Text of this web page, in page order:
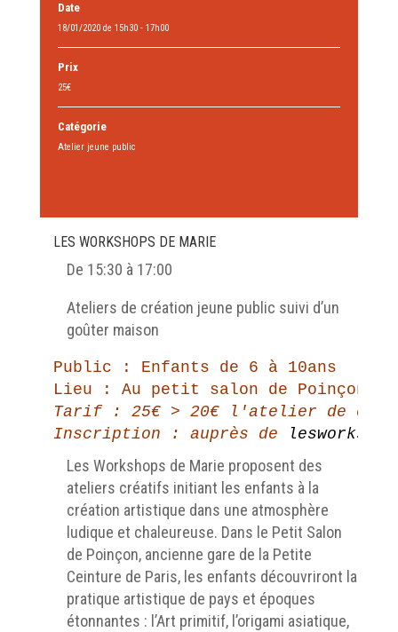
Date
18/01/2020 de 15h30 - 17h00
Prix
25€
Catégorie
Atelier jeune public
LES WORKSHOPS DE MARIE
De 15:30 à 17:00
Ateliers de création jeune public suivi d’un
goûter maison
Public : Enfants de 6 à 10ans
Lieu : Au petit salon de Poinçon,
Tarif : 25€ > 20€ l'atelier de
Inscription : auprès de
Les Workshops de Marie proposent des
ateliers créatifs initiant les enfants à la
création artistique dans une atmosphère
ludique et chaleureuse. Dans le Petit Salon
de Poinçon, ancienne gare de la Petite
Ceinture de Paris, les enfants découvriront la
pratique artistique de pays et époques
étonnantes : lʼArt primitif, l’origami asiatique,